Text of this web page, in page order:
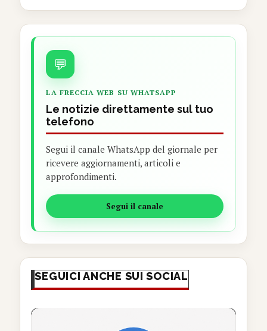
💬
LA FRECCIA WEB SU WHATSAPP
Le notizie direttamente sul tuo
telefono
Segui il canale WhatsApp del giornale per
ricevere aggiornamenti, articoli e
approfondimenti.
Segui il canale
SEGUICI ANCHE SUI SOCIAL